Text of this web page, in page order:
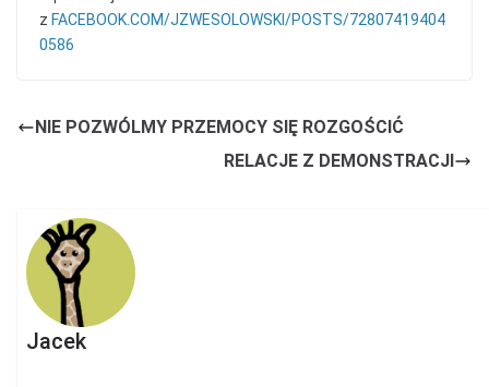
z FACEBOOK.COM/JZWESOLOWSKI/POSTS/72807419404
0586
NIE POZWÓLMY PRZEMOCY SIĘ ROZGOŚCIĆ
RELACJE Z DEMONSTRACJI
Jacek